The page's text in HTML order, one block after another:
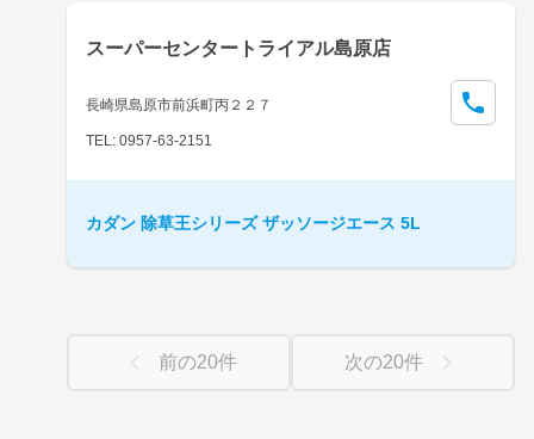
スーパーセンタートライアル島原店
長崎県島原市前浜町丙２２７
TEL: 0957-63-2151
カダン 除草王シリーズ ザッソージエース 5L
前の20件 次の20件